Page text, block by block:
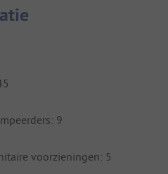
9
voorzieningen: 5